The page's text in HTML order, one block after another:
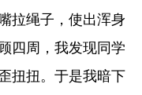
拉绳子，使出浑身
四周，我发现同学
扭扭。于是我暗下